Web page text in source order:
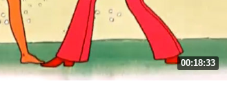
00:18:33